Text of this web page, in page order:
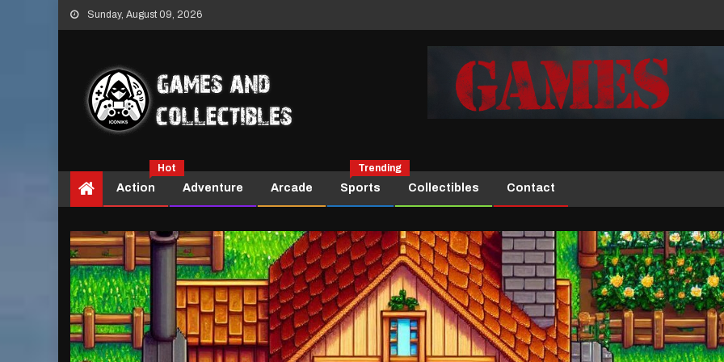
Skip
to
Sunday, August 09, 2026
Action
Hot
Adventure Arcade Sports
Trending
Collectibles Contact